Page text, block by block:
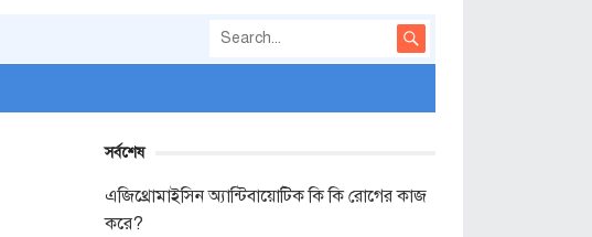
সর্বশেষ
এজিথ্রোমাইসিন অ্যান্টিবায়োটিক কি কি রোগের কাজ
করে?